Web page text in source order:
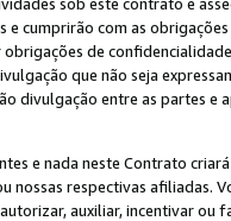
e cumprirão com as
de
que não seja
divulgação entre as partes e
e nada neste Contrato
nossas respectivas afiliadas.
auxiliar, incentivar